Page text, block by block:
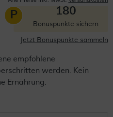
P 180
Bonuspunkte sichern
Jetzt Bonuspunkte sammeln
empfohlene
werden. Kein
Ernährung.